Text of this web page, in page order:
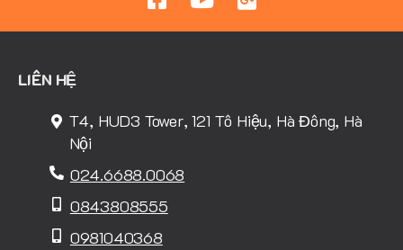
LIÊN HỆ
T4, HUD3 Tower, 121 Tô Hiệu, Hà Đông, Hà
Nội
024.6688.0068
0843808555
0981040368